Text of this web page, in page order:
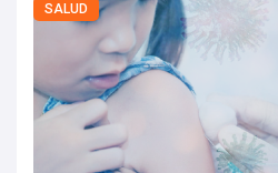
SALUD